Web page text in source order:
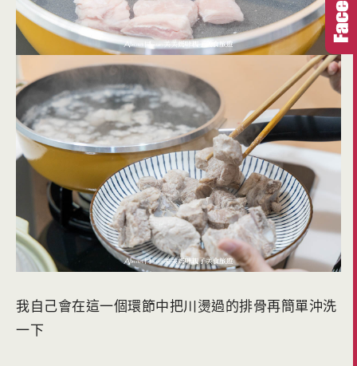
我自己會在這一個環節中把川燙過的排骨再簡單沖洗
一下